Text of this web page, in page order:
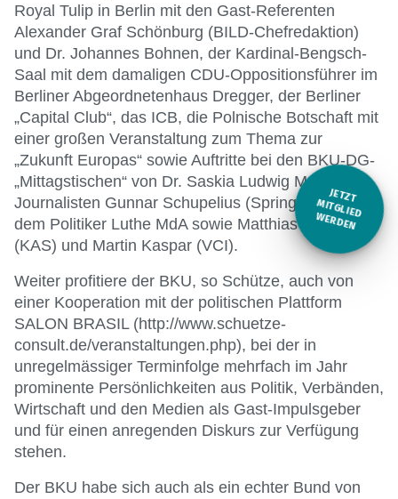
JETZT
M
ITGLIED W
ERDEN
Royal Tulip in Berlin mit den Gast-Referenten
Alexander Graf Schönburg (BILD-Chefredaktion)
und Dr. Johannes Bohnen, der Kardinal-Bengsch-
Saal mit dem damaligen CDU-Oppositionsführer im
Berliner Abgeordnetenhaus Dregger, der Berliner
„Capital Club“, das ICB, die Polnische Botschaft mit
einer großen Veranstaltung zum Thema zur
„Zukunft Europas“ sowie Auftritte bei den BKU-DG-
„Mittagstischen“ von Dr. Saskia Ludwig MdL, dem
Journalisten Gunnar Schupelius (Springer-Verlag),
dem Politiker Luthe MdA sowie Matthias Schäfer
(KAS) und Martin Kaspar (VCI).
Weiter profitiere der BKU, so Schütze, auch von
einer Kooperation mit der politischen Plattform
SALON BRASIL (http://www.schuetze-
consult.de/veranstaltungen.php), bei der in
unregelmässiger Terminfolge mehrfach im Jahr
prominente Persönlichkeiten aus Politik, Verbänden,
Wirtschaft und den Medien als Gast-Impulsgeber
und für einen anregenden Diskurs zur Verfügung
stehen.
Der BKU habe sich auch als ein echter Bund von